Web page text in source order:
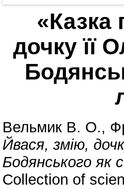
«Казка
дочку її
Вельмик В. О.,
Йвася, змію,
Бодянського як
Collection of